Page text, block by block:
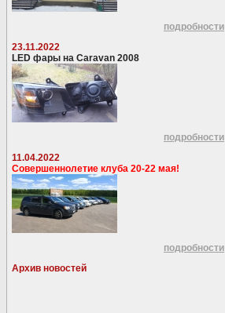
подробности
23.11.2022
LED фары на Caravan 2008
подробности
11.04.2022
Совершеннолетие клуба 20-22 мая!
подробности
Архив новостей